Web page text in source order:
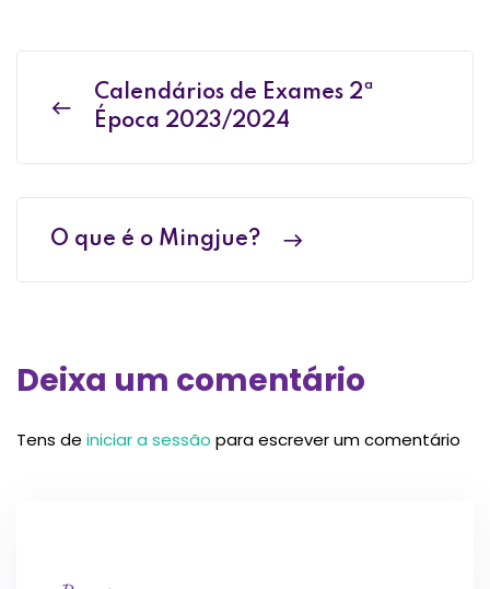
Calendários de Exames 2ª
Época 2023/2024
O que é o Mingjue?
Deixa um comentário
Tens de iniciar a sessão para escrever um comentário